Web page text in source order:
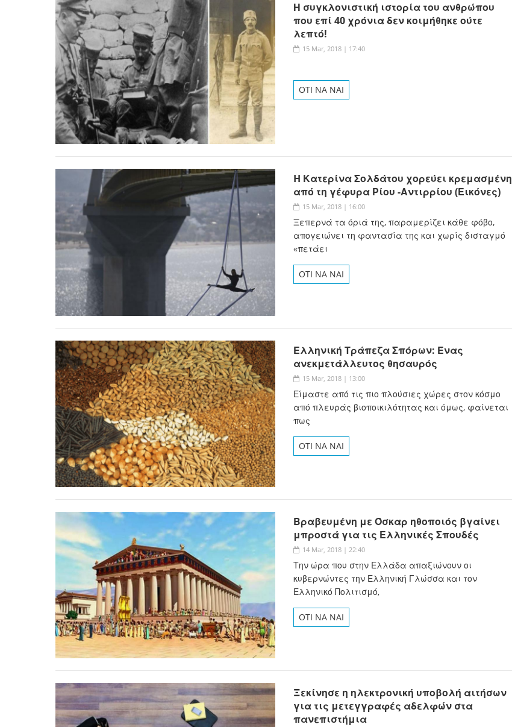
Η συγκλονιστική ιστορία του ανθρώπου
που επί 40 χρόνια δεν κοιμήθηκε ούτε
λεπτό!
15 Mar, 2018 | 17:40
OTI NA NAI
H Κατερίνα Σολδάτου χορεύει κρεμασμένη
από τη γέφυρα Ρίου -Αντιρρίου (Εικόνες)
15 Mar, 2018 | 16:00
Ξεπερνά τα όριά της, παραμερίζει κάθε φόβο,
απογειώνει τη φαντασία της και χωρίς δισταγμό
«πετάει
OTI NA NAI
Ελληνική Τράπεζα Σπόρων: Ένας
ανεκμετάλλευτος θησαυρός
15 Mar, 2018 | 13:00
Είμαστε από τις πιο πλούσιες χώρες στον κόσμο
από πλευράς βιοποικιλότητας και όμως, φαίνεται
πως
OTI NA NAI
Βραβευμένη με Όσκαρ ηθοποιός βγαίνει
μπροστά για τις Ελληνικές Σπουδές
14 Mar, 2018 | 22:40
Την ώρα που στην Ελλάδα απαξιώνουν οι
κυβερνώντες την Ελληνική Γλώσσα και τον
Ελληνικό Πολιτισμό,
OTI NA NAI
Ξεκίνησε η ηλεκτρονική υποβολή αιτήσων
για τις μετεγγραφές αδελφών στα
πανεπιστήμια